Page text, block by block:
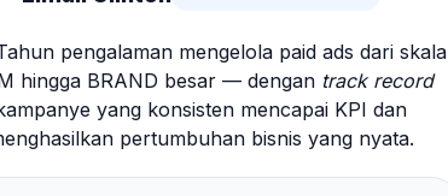
pengalaman mengelola paid ads dari skala
hingga BRAND besar — dengan track record
yang konsisten mencapai KPI dan
pertumbuhan bisnis yang nyata.